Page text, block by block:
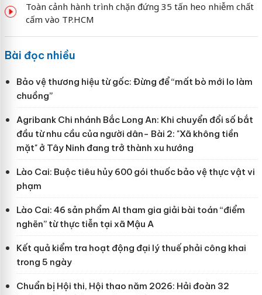
Toàn cảnh hành trình chặn đứng 35 tấn heo nhiễm chất
cấm vào TP.HCM
Bài đọc nhiều
Bảo vệ thương hiệu từ gốc: Đừng để “mất bò mới lo làm
chuồng”
Agribank Chi nhánh Bắc Long An: Khi chuyển đổi số bắt
đầu từ nhu cầu của người dân- Bài 2: "Xã không tiền
mặt" ở Tây Ninh đang trở thành xu hướng
Lào Cai: Buộc tiêu hủy 600 gói thuốc bảo vệ thực vật vi
phạm
Lào Cai: 46 sản phẩm AI tham gia giải bài toán “điểm
nghẽn” từ thực tiễn tại xã Mậu A
Kết quả kiểm tra hoạt động đại lý thuế phải công khai
trong 5 ngày
Chuẩn bị Hội thi, Hội thao năm 2026: Hải đoàn 32